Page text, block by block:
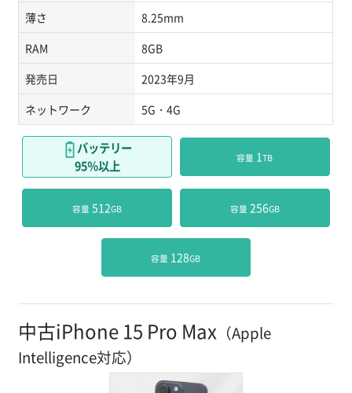
薄さ
8.25mm
RAM
8GB
発売日
2023年9月
ネットワーク
5G・4G
バッテリー
95％以上
容量 1TB
容量 512GB 容量 256GB
容量 128GB
中古iPhone 15 Pro Max （Apple
Intelligence対応）